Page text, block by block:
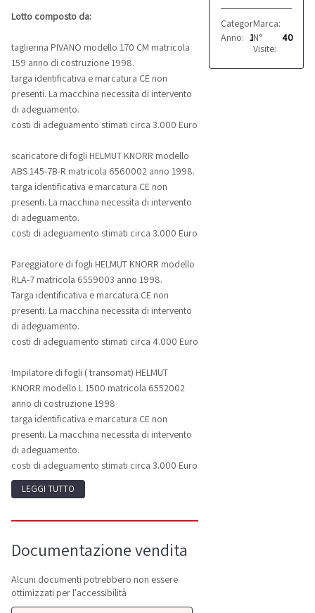
Categoria: Taglierine
Marca:
Anno: 1998
N°
Visite:
40
Lotto composto da:
taglierina PIVANO modello 170 CM matricola
159 anno di costruzione 1998.
targa identificativa e marcatura CE non
presenti. La macchina necessita di intervento
di adeguamento.
costi di adeguamento stimati circa 3.000 Euro
scaricatore di fogli HELMUT KNORR modello
ABS 145-7B-R matricola 6560002 anno 1998.
targa identificativa e marcatura CE non
presenti. La macchina necessita di intervento
di adeguamento.
costi di adeguamento stimati circa 3.000 Euro
Pareggiatore di fogli HELMUT KNORR modello
RLA-7 matricola 6559003 anno 1998.
Targa identificativa e marcatura CE non
presenti. La macchina necessita di intervento
di adeguamento.
costi di adeguamento stimati circa 4.000 Euro
Impilatore di fogli ( transomat) HELMUT
KNORR modello L 1500 matricola 6552002
anno di costruzione 1998
targa identificativa e marcatura CE non
presenti. La macchina necessita di intervento
di adeguamento.
costi di adeguamento stimati circa 3.000 Euro
LEGGI TUTTO
Documentazione vendita
Alcuni documenti potrebbero non essere
ottimizzati per l'accessibilità